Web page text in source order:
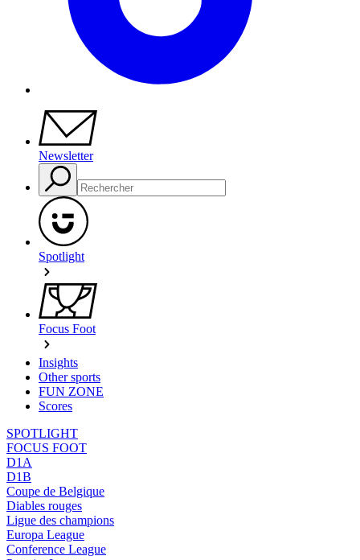
Newsletter
Spotlight
Focus Foot
Insights
Other sports
FUN ZONE
Scores
SPOTLIGHT
FOCUS FOOT
D1A
D1B
Coupe de Belgique
Diables rouges
Ligue des champions
Europa League
Conference League